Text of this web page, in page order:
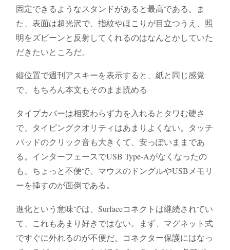
固定できるようなスタンドがあると最高である。ま
た、表面は超光沢で、指紋やほこりが目立つうえ、照
明をズビーンと反射してくれるのはなんとかしていた
だきたいところだ。
縦位置で週刊アスキーを表示すると、紙と同じ感覚
で、もちろん本文もそのまま読める
タイプカバーは相変わらず力を入れるとタワむ硬さ
で、タイピングクオリティはあまりよくない。タッチ
パッドのクリック音も大きくて、安っぽいままであ
る。インターフェースでUSB Type-Aがなくなったの
も、ちょっと不便で、マウスのドングルやUSBメモリ
ーを挿すのが面倒である。
進化という意味では、Surfaceコネクトは継続されてい
て、これもあまり好きではない。まず、マグネット式
ですぐに外れるのが不便だ。コネクター保護にはなっ